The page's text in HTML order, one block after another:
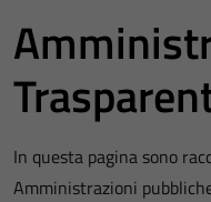
In questa pagina sono
Amministrazioni